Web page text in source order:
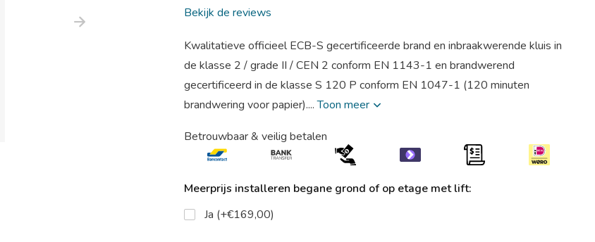
Bekijk de reviews
Kwalitatieve officieel ECB-S gecertificeerde brand en inbraakwerende kluis in
de klasse 2 / grade II / CEN 2 conform EN 1143-1 en brandwerend
gecertificeerd in de klasse S 120 P conform EN 1047-1 (120 minuten
brandwering voor papier)....Toon meer
Betrouwbaar & veilig betalen
Meerprijs installeren begane grond of op etage met lift:
Ja (+€169,00)